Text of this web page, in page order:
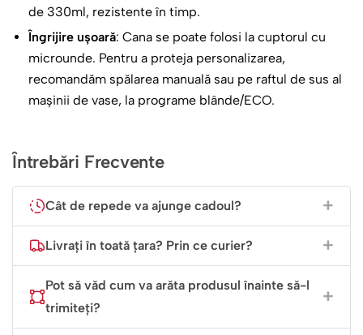
de 330ml, rezistente în timp.
Îngrijire ușoară: Cana se poate folosi la cuptorul cu
microunde. Pentru a proteja personalizarea,
recomandăm spălarea manuală sau pe raftul de sus al
mașinii de vase, la programe blânde/ECO.
Întrebări Frecvente
Cât de repede va ajunge cadoul?
Livrați în toată țara? Prin ce curier?
Pot să văd cum va arăta produsul înainte să-l
trimiteți?